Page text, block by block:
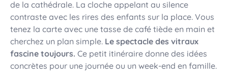
de la cathédrale. La cloche appelant au silence
contraste avec les rires des enfants sur la place. Vous
tenez la carte avec une tasse de café tiède en main et
cherchez un plan simple. Le spectacle des vitraux
fascine toujours. Ce petit itinéraire donne des idées
concrètes pour une journée ou un week-end en famille.